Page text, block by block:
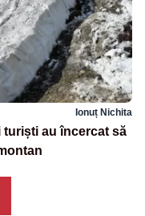
Ionuț Nichita
au încercat să